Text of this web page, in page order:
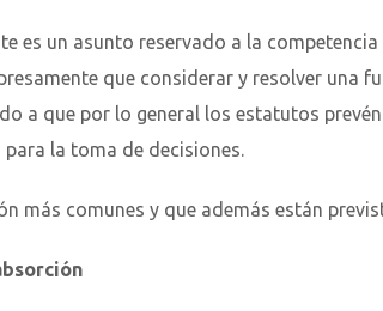
es un asunto reservado a la
que considerar y resolver una
a que por lo general los estatutos
la toma de decisiones.
más comunes y que además están